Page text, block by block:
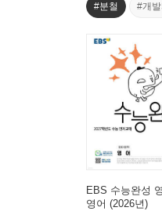
#분철 #개
EBS 수능완성
영어 (2026년)